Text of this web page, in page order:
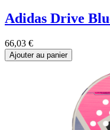
Adidas Drive
66,03 €
Ajouter au panier